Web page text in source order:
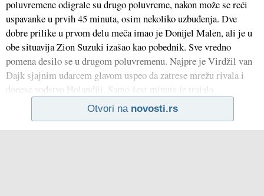
poluvremene odigrale su drugo poluvreme, nakon može se reći
uspavanke u prvih 45 minuta, osim nekoliko uzbuđenja. Dve
dobre prilike u prvom delu meča imao je Donijel Malen, ali je u
obe situavija Zion Suzuki izašao kao pobednik. Sve vredno
pomena desilo se u drugom poluvremenu. Najpre je Virdžil van
Dajk sjajnim udarcem glavom uspeo da zatrese mrežu rivala i
donese vođstvo Holandiji. Samo šest minuta je trajala
Otvori na novosti.rs